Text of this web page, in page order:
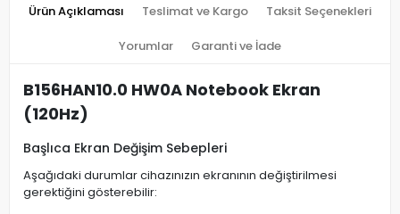
Ürün Açıklaması Teslimat ve Kargo Taksit Seçenekleri
Yorumlar Garanti ve İade
B156HAN10.0 HW0A Notebook Ekran
(120Hz)
Başlıca Ekran Değişim Sebepleri
Aşağıdaki durumlar cihazınızın ekranının değiştirilmesi
gerektiğini gösterebilir: